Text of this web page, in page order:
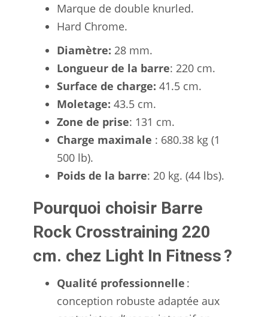
Marque de double knurled.
Hard Chrome.
Diamètre: 28 mm.
Longueur de la barre: 220 cm.
Surface de charge: 41.5 cm.
Moletage: 43.5 cm.
Zone de prise: 131 cm.
Charge maximale : 680.38 kg (1
500 lb).
Poids de la barre: 20 kg. (44 lbs).
Pourquoi choisir Barre
Rock Crosstraining 220
cm. chez Light In Fitness ?
Qualité professionnelle :
conception robuste adaptée aux